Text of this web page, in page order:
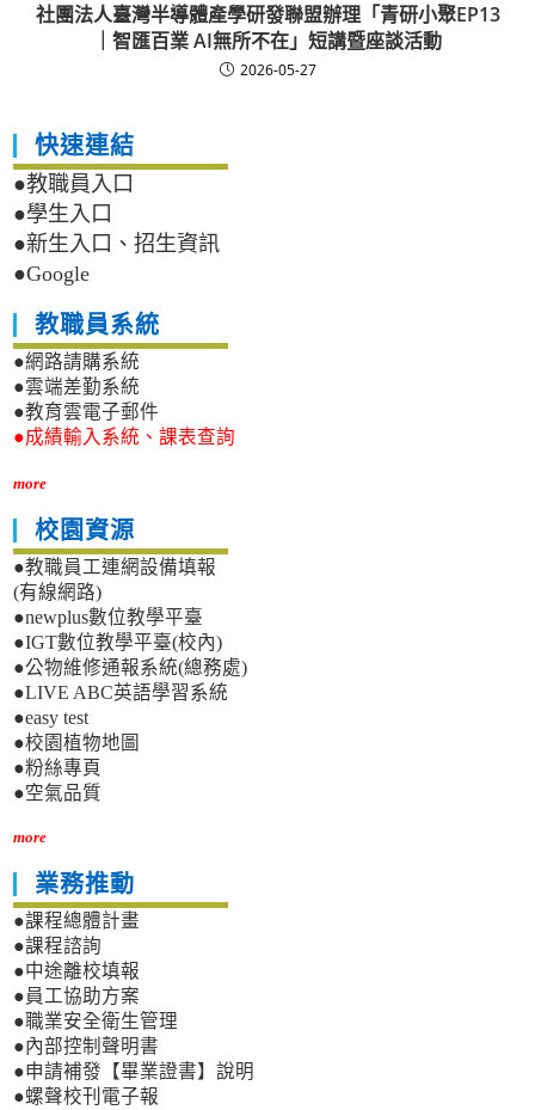
社團法人臺灣半導體產學研發聯盟辦理「青研小聚EP13
｜智匯百業 AI無所不在」短講暨座談活動
2026-05-27
快速連結
●教職員入口
●學生入口
●新生入口、招生資訊
●Google
教職員系統
●網路請購系統
●雲端差勤系統
●教育雲電子郵件
●成績輸入系統、課表查詢
more
校園資源
●教職員工連網設備填報
(有線網路)
●newplus數位教學平臺
●IGT數位教學平臺(校內)
●公物維修通報系統(總務處)
●LIVE ABC英語學習系統
●easy test
●校園植物地圖
●粉絲專頁
●空氣品質
more
業務推動
●課程總體計畫
●課程諮詢
●中途離校填報
●員工協助方案
●職業安全衛生管理
●內部控制聲明書
●申請補發【畢業證書】說明
●螺聲校刊電子報